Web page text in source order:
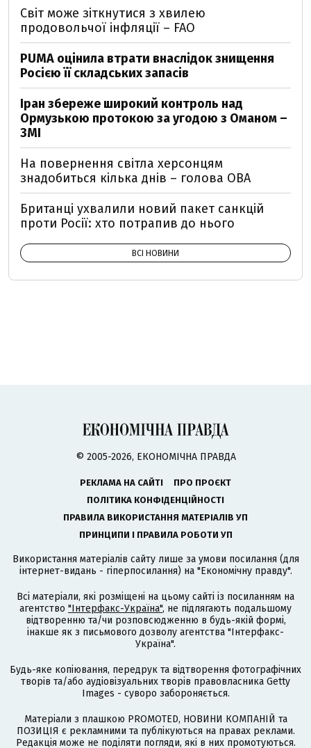
Світ може зіткнутися з хвилею
продовольчої інфляції – FAO
PUMA оцінила втрати внаслідок знищення
Росією її складських запасів
Іран збереже широкий контроль над
Ормузькою протокою за угодою з Оманом –
ЗМІ
На повернення світла херсонцям
знадобиться кілька днів – голова ОВА
Британці ухвалили новий пакет санкцій
проти Росії: хто потрапив до нього
ВСІ НОВИНИ
© 2005-2026, ЕКОНОМІЧНА ПРАВДА
РЕКЛАМА НА САЙТІ
ПРО ПРОЄКТ
ПОЛІТИКА КОНФІДЕНЦІЙНОСТІ
ПРАВИЛА ВИКОРИСТАННЯ МАТЕРІАЛІВ УП
ПРИНЦИПИ І ПРАВИЛА РОБОТИ УП
Використання матеріалів сайту лише за умови посилання (для
інтернет-видань - гіперпосилання) на "Економічну правду".
Всі матеріали, які розміщені на цьому сайті із посиланням на
агентство "Інтерфакс-Україна", не підлягають подальшому
відтворенню та/чи розповсюдженню в будь-якій формі,
інакше як з письмового дозволу агентства "Інтерфакс-
Україна".
Будь-яке копіювання, передрук та відтворення фотографічних
творів та/або аудіовізуальних творів правовласника Getty
Images - суворо забороняється.
Матеріали з плашкою PROMOTED, НОВИНИ КОМПАНІЙ та
ПОЗИЦІЯ є рекламними та публікуються на правах реклами.
Редакція може не поділяти погляди, які в них промотуються.